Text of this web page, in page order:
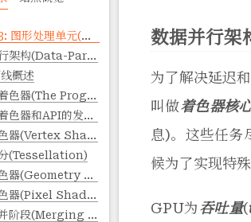
数据并行
为了解决延迟
叫做着色器核
息)。这些任务
候为了实现特
GPU为吞吐量(
(Graphics Processing Unit, GPU)
(Data-Parallel Architectures)
概述
(The Programmable Shader)
器和API的发展（略）
器(Vertex Shader)
(Tessellation)
(Geometry Shader, GS)
器(Pixel Shader)
段(Merging Stage)